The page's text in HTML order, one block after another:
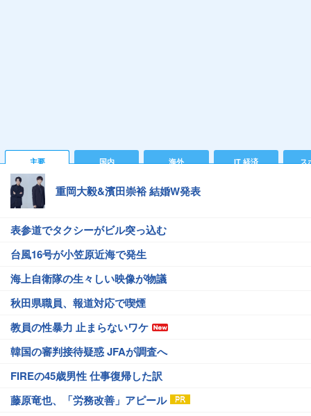
主要 国内 海外 IT 経済 ス
重岡大毅&濱田崇裕 結婚W発表
表参道でタクシーがビル突っ込む
台風16号が小笠原近海で発生
海上自衛隊の生々しい映像が物議
秋田県職員、報道対応で喫煙
教員の性暴力 止まらないワケ
韓国の審判接待疑惑 JFAが調査へ
FIREの45歳男性 仕事復帰した訳
藤原竜也、「労務改善」アピール